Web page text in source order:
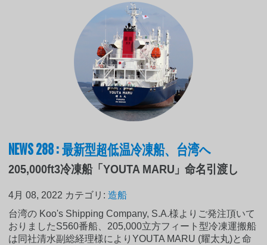
NEWS 288 : 最新型超低温冷凍船、台湾へ
205,000ft3冷凍船「YOUTA MARU」命名引渡し
4月 08, 2022 カテゴリ:造船
台湾の Koo's Shipping Company, S.A.様よりご発注頂いて
おりましたS560番船、205,000立方フィート型冷凍運搬船
は同社清水副総経理様によりYOUTA MARU (耀太丸)と命